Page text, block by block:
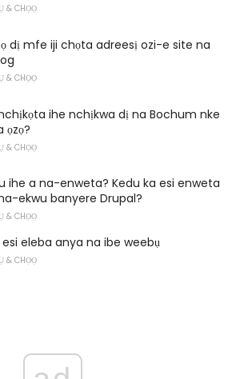
& CHỌỌ
dị mfe iji chọta adreesị ozi-e site na
& CHỌỌ
ihe nchịkwa dị na Bochum nke
ọzọ?
& CHỌỌ
ihe a na-enweta? Kedu ka esi enweta
ekwu banyere Drupal?
& CHỌỌ
eleba anya na ibe weebụ
& CHỌỌ